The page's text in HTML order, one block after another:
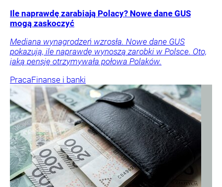
Ile naprawdę zarabiają Polacy? Nowe dane GUS
mogą zaskoczyć
Mediana wynagrodzeń wzrosła. Nowe dane GUS
pokazują, ile naprawdę wynoszą zarobki w Polsce. Oto,
jaką pensję otrzymywała połowa Polaków.
PracaFinanse i banki